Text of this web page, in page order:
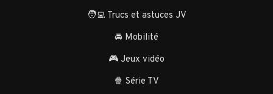
🧑‍💻 Trucs et astuces JV
🚘 Mobilité
🎮 Jeux vidéo
🍿 Série TV